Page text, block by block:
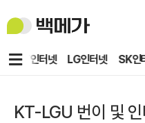
백
메
KT인터넷 LG인터넷 SK인
메
KT-LGU 번이 및